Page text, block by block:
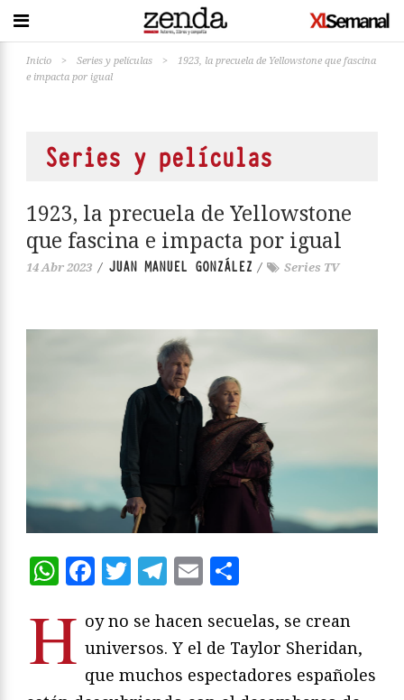
Inicio > Series y películas >
1923, la precuela de Yellowstone que fascina
e impacta por igual
Series y películas
1923, la precuela de Yellowstone
que fascina e impacta por igual
14 Abr 2023 / JUAN MANUEL GONZÁLEZ / Series TV
WhatsApp
Facebook
Twitter
Telegram
Email
H oy no se hacen secuelas, se crean
universos. Y el de Taylor Sheridan,
que muchos espectadores españoles